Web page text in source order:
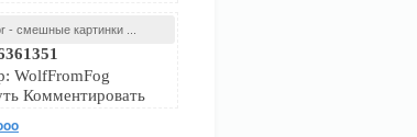
- смешные картинки ...
WolfFromFog
Комментировать